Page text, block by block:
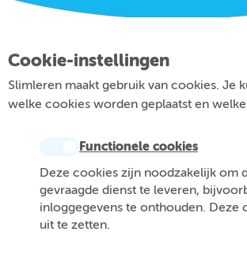
Cookie-instellingen
Slimleren maakt gebruik van cookies. Je
welke cookies worden geplaatst en
Functionele cookies
Deze cookies zijn noodzakelijk om
gevraagde dienst te leveren,
inloggegevens te onthouden. Deze
uit te zetten.